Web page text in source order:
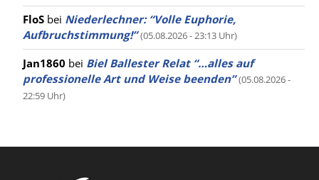
FloS bei Niederlechner: “Volle Euphorie,
Aufbruchstimmung!” (05.08.2026 - 23:13 Uhr)
Jan1860 bei Biel Ballester Relat “…alles auf
professionelle Art und Weise beenden” (05.08.2026 -
22:59 Uhr)